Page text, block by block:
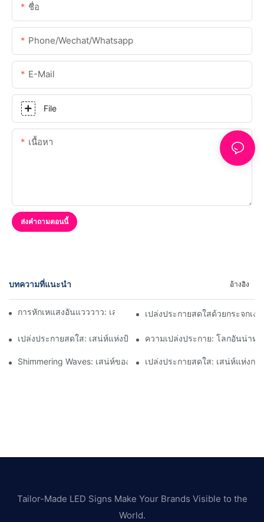
ชื่อ
Phone/Wechat/Whatsapp
E-Mail
File
เนื้อหา
ส่งคำถามตอนนี้
บทความที่แนะนำ อ้างอิง
การหักเหแสงอันแวววาว: เสน่ห์ของกระจกนีออนแบบคลื่น
เปล่งประกายสดใสด้วยกระจกเง
เปล่งประกายสดใส: เสน่ห์แห่งป้ายนีออนกระจกความเปล่งประกาย: โลกอันน่า
Shimmering Waves: เสน่ห์ของกระจกนีออนแบบคลื่น
เปล่งประกายสดใส: เสน่ห์แห่งกร
Tailor-Made LED Signs Make Your Brands Visible to the
World.